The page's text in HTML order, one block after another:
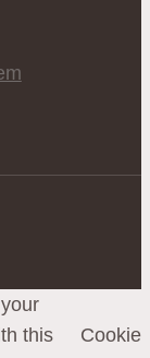
this
Cookie